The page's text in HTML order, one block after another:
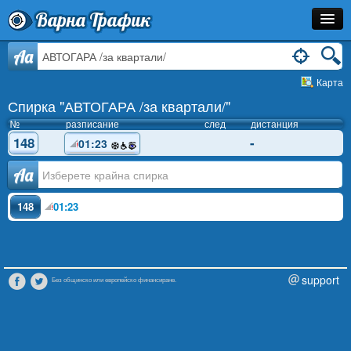
Варна Трафик
Спирка
Разписание
Как Да Стигна?
Инфо
Aa
Карта
Спирка "АВТОГАРА /за квартали/"
№ разписание след дистанция
148 01:23 -
Аа
148 01:23
Без общинско или европейско финансиране. support